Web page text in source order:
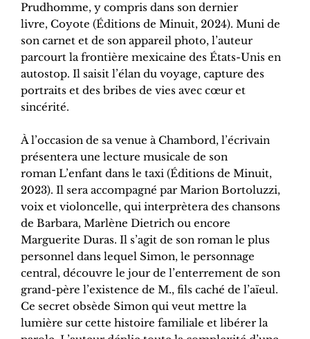
Prudhomme, y compris dans son dernier
livre, Coyote (Éditions de Minuit, 2024). Muni de
son carnet et de son appareil photo, l’auteur
parcourt la frontière mexicaine des États-Unis en
autostop. Il saisit l’élan du voyage, capture des
portraits et des bribes de vies avec cœur et
sincérité.
À l’occasion de sa venue à Chambord, l’écrivain
présentera une lecture musicale de son
roman L’enfant dans le taxi (Éditions de Minuit,
2023). Il sera accompagné par Marion Bortoluzzi,
voix et violoncelle, qui interprètera des chansons
de Barbara, Marlène Dietrich ou encore
Marguerite Duras. Il s’agit de son roman le plus
personnel dans lequel Simon, le personnage
central, découvre le jour de l’enterrement de son
grand-père l’existence de M., fils caché de l’aïeul.
Ce secret obsède Simon qui veut mettre la
lumière sur cette histoire familiale et libérer la